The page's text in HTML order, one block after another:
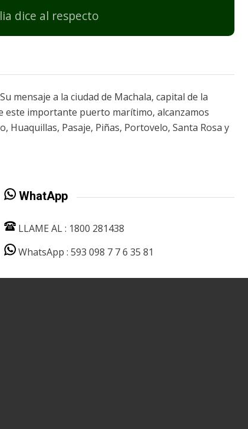
dice al respecto
mensaje a la ciudad de Machala, capital de la
este importante puerto marítimo, alcanzamos
Huaquillas, Pasaje, Piñas, Portovelo, Santa Rosa y
WhatApp
LLAME AL : 1800 281438
WhatsApp : 593 098 7 7 6 35 81